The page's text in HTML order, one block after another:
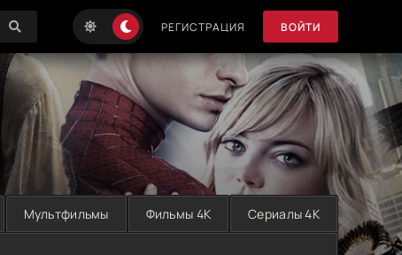
РЕГИСТРАЦИЯ ВОЙТИ
Мультфильмы Фильмы 4K Сериалы 4K